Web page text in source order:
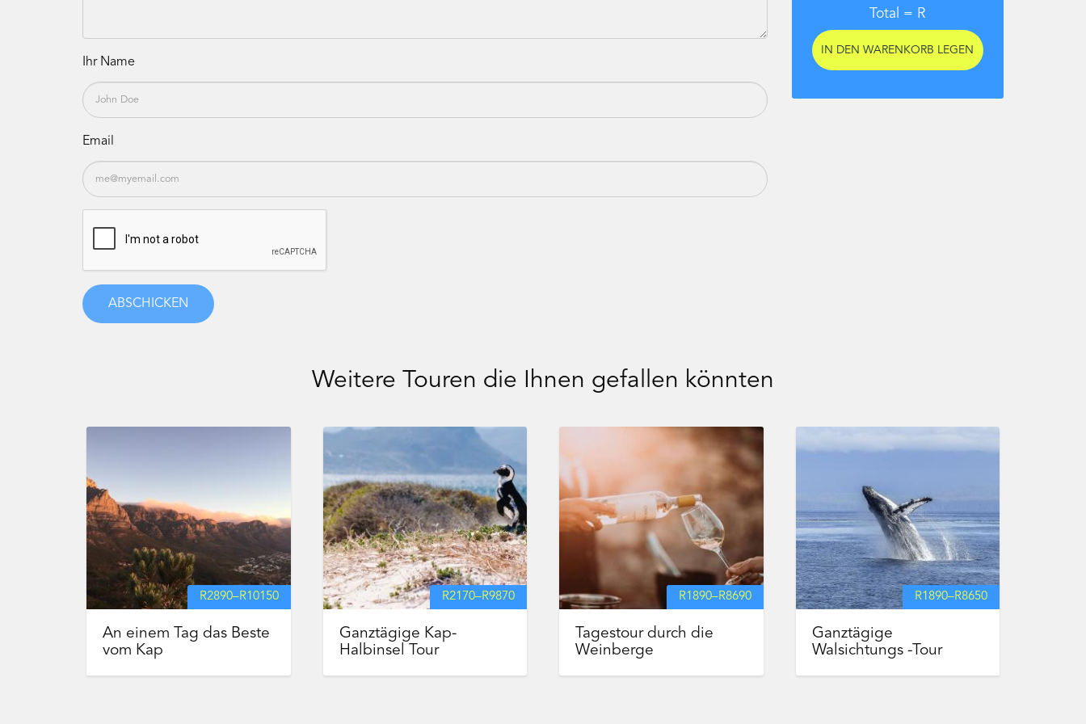
Total = R
Ihr Name
Email
Weitere Touren die Ihnen gefallen könnten
R2890–R10150
An einem Tag das Beste
vom Kap
R2170–R9870
Ganztägige Kap-
Halbinsel Tour
R1890–R8690
Tagestour durch die
Weinberge
R1890–R8650
Ganztägige
Walsichtungs -Tour